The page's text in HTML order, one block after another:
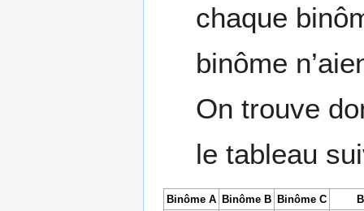
chaque
binôme
On trouve
le tableau
Binôme A Binôme B Binôme C